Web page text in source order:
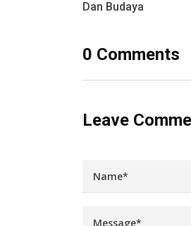
Dan Budaya
0 Comments
Leave